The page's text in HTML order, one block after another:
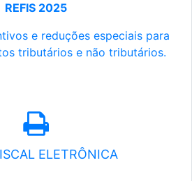
REFIS 2025
e reduções especiais para
tributários e não tributários.
ELETRÔNICA